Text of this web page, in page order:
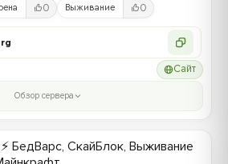
0 Выживание 0
Сайт
Обзор сервера
⚡ БедВарс, СкайБлок, Выживание